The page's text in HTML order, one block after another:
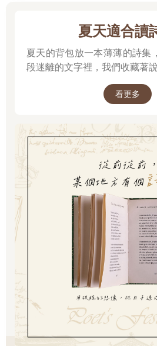
好，萬一回不來就慘了。」
「再怎麼樣，也不可能回不來。更何
那也無可奈何。」男人說。
「不好意思。」倉田再度道歉。
人員發現了他，向他打招呼說：「辛苦
「辛苦了，有沒有狀況？」
倉田點了點頭，走向出口。剛才那對
在肩上的固定器，忍不住感到有點訝
使用的固定器。
他終於瞭解剛才的男人對其他滑雪區
跟滑雪（Telemark Ski）和普通的高山
分離狀態，和用於距離競技的越野滑
滑雪完全不同，難度比較高，但很適
戰沒有吊椅纜車的地方，也成為這種
應該想要運用這個強項，進入沒有人去
許多滑雪客都在山頂站外穿滑雪板。
滑雪板，但單板滑雪客幾乎都坐在地
時，許多雙板滑雪客都投訴他們擋住
時特地為單板滑雪客設置了穿雪板的
有特別指定地點。因為即使不需要特
主動在角落穿雪板。由於單板滑雪算
需要一點時間才能落實相關的規範。
只不過並不是完全沒有糾紛。許多資
夏天適合讀
夏天的背包放一本薄薄的詩集
段迷離的文字裡，我們收藏著
看更多